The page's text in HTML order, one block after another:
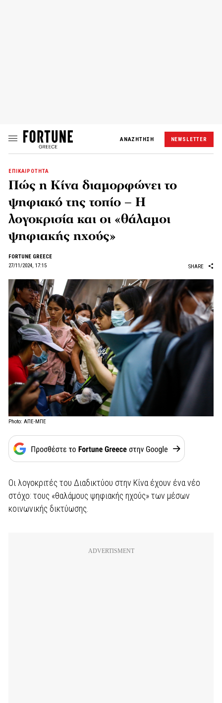
ΑΝΑΖΗΤΗΣΗ NEWSLETTER
ΕΠΙΚΑΙΡΟΤΗΤΑ
Πώς η Κίνα διαμορφώνει το
ψηφιακό της τοπίο – Η
λογοκρισία και οι «θάλαμοι
ψηφιακής ηχούς»
FORTUNE GREECE
27/11/2024, 17:15
SHARE
Photo: ΑΠΕ-ΜΠΕ
Οι λογοκριτές του Διαδικτύου στην Κίνα έχουν ένα νέο
στόχο: τους «θαλάμους ψηφιακής ηχούς» των μέσων
κοινωνικής δικτύωσης.